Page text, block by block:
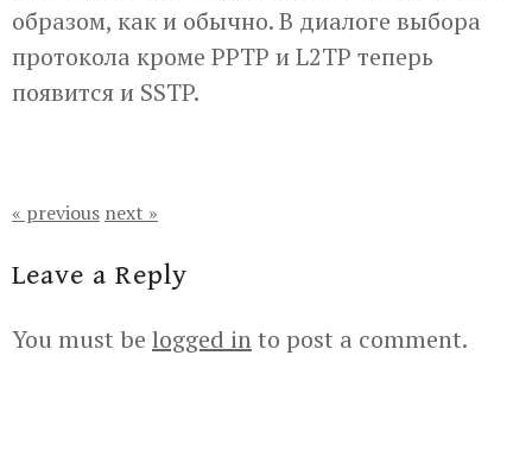
образом, как и обычно. В диалоге выбора
протокола кроме PPTP и L2TP теперь
появится и SSTP.
« previous next »
Leave a Reply
You must be logged into post a comment.